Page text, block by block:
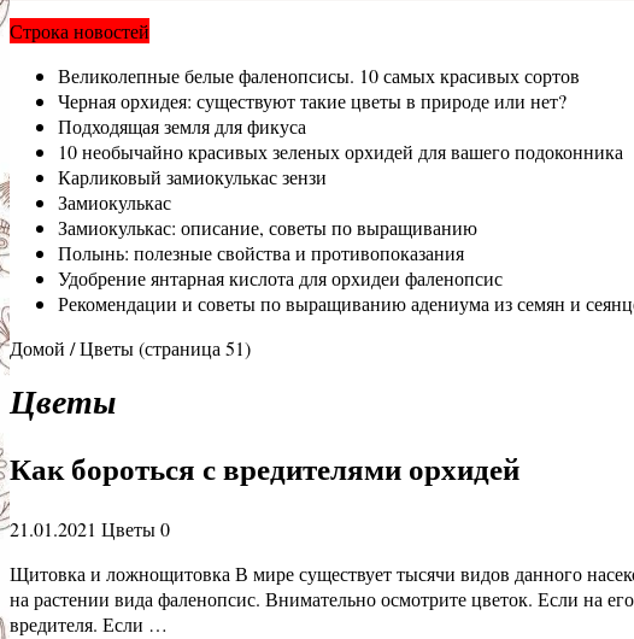
Строка новостей
Великолепные белые фаленопсисы. 10 самых красивых сортов
Черная орхидея: существуют такие цветы в природе или нет?
Подходящая земля для фикуса
10 необычайно красивых зеленых орхидей для вашего подоконника
Карликовый замиокулькас зензи
Замиокулькас
Замиокулькас: описание, советы по выращиванию
Полынь: полезные свойства и противопоказания
Удобрение янтарная кислота для орхидеи фаленопсис
Рекомендации и советы по выращиванию адениума из семян и
Домой /Цветы(страница 51)
Цветы
Как бороться с вредителями орхидей
21.01.2021 Цветы0
Щитовка и ложнощитовка В мире существует тысячи видов данного
на растении вида фаленопсис. Внимательно осмотрите цветок. Если на
вредителя. Если …